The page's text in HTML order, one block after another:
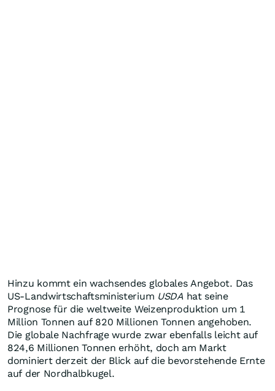
Hinzu kommt ein wachsendes globales Angebot. Das
US-Landwirtschaftsministerium USDA hat seine
Prognose für die weltweite Weizenproduktion um 1
Million Tonnen auf 820 Millionen Tonnen angehoben.
Die globale Nachfrage wurde zwar ebenfalls leicht auf
824,6 Millionen Tonnen erhöht, doch am Markt
dominiert derzeit der Blick auf die bevorstehende Ernte
auf der Nordhalbkugel.